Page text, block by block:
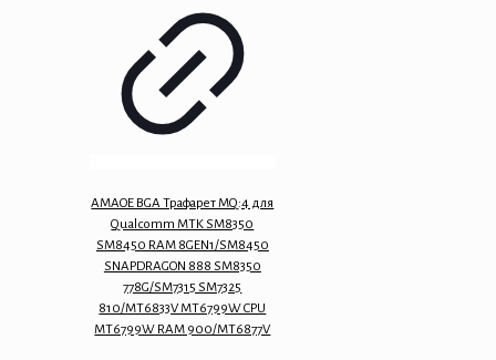
AMAOE BGA Трафарет MQ:4 для
Qualcomm MTK SM8350
SM8450 RAM 8GEN1/SM8450
SNAPDRAGON 888 SM8350
778G/SM7315 SM7325
810/MT6833V MT6799W CPU
MT6799W RAM 900/MT6877V